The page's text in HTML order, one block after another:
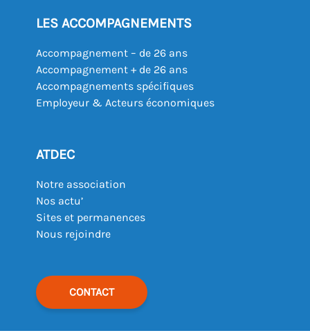
LES ACCOMPAGNEMENTS
Accompagnement – de 26 ans
Accompagnement + de 26 ans
Accompagnements spécifiques
Employeur & Acteurs économiques
ATDEC
Notre association
Nos actu’
Sites et permanences
Nous rejoindre
CONTACT